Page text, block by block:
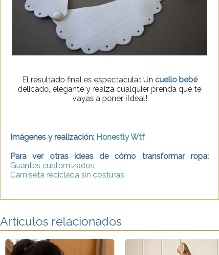
El resultado final es espectacular. Un cuellobebé
delicado, elegante y realza cualquier prenda que te
vayas a poner. ¡Ideal!
Imágenes y realización: Honestly Wtf
Para ver otras ideas de cómo transformar ropa:
Guantes customizados,
Camiseta reciclada sin costuras
Artículos relacionados